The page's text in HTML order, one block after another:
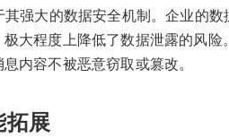
强大的数据安全机制。企业的
大程度上降低了数据泄露的风
内容不被恶意窃取或篡改。
展